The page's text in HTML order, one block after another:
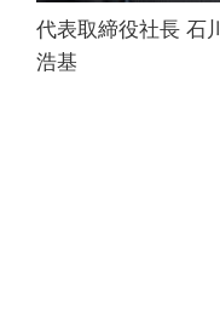
代表取締役社長 石川
浩基